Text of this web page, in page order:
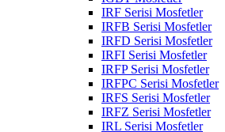
IRF Serisi Mosfetler
IRFB Serisi Mosfetler
IRFD Serisi Mosfetler
IRFI Serisi Mosfetler
IRFP Serisi Mosfetler
IRFPC Serisi Mosfetler
IRFS Serisi Mosfetler
IRFZ Serisi Mosfetler
IRL Serisi Mosfetler